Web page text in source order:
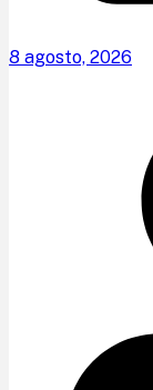
8 agosto, 2026